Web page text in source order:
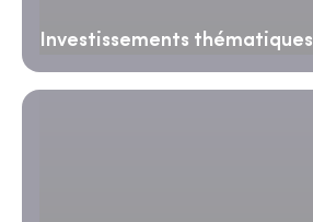
Investissements thématiques